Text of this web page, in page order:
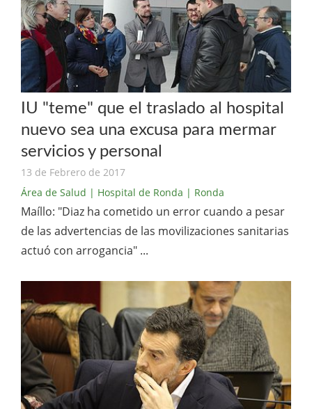
IU "teme" que el traslado al hospital
nuevo sea una excusa para mermar
servicios y personal
13 de Febrero de 2017
Área de Salud | Hospital de Ronda | Ronda
Maíllo: "Diaz ha cometido un error cuando a pesar
de las advertencias de las movilizaciones sanitarias
actuó con arrogancia" ...